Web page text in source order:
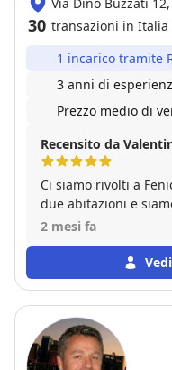
30 transazioni in Italia
1 incarico tramite
3 anni di
Prezzo medio di
Recensito da
Ci siamo rivolti a
due abitazioni e
dell’esperienza.
una squadra
Dorian, l’agente che
nostre due case e
due trattative. Se siete in cerca di un’agenzia per
vedere la vostra
2 mesi fa